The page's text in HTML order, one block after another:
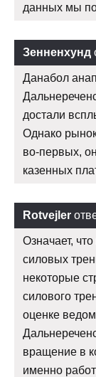
данных мы
Зенненхунд
Данабол
достали
Однако
во-первых,
казенных
Rotvejler
Означает,
силовых
некоторые
силового
оценке
вращение в
именно